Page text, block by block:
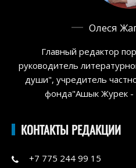
Олеся
Главный редактор
руководитель
души", учредитель
фонда"Ашык Журек -
КОНТАКТЫ РЕДАКЦИИ
+7 775 244 99 15